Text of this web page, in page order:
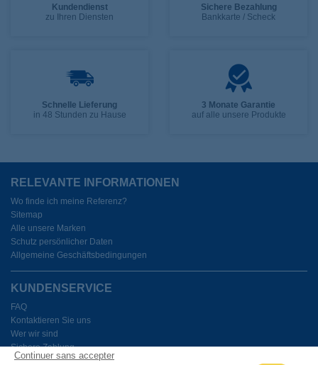
Continuer sans accepter
Kundendienst
zu Ihren Diensten
Sichere Bezahlung
Bankkarte / Scheck
Schnelle Lieferung
in 48 Stunden zu Hause
3 Monate Garantie
auf alle unsere Produkte
RELEVANTE INFORMATIONEN
Wo finde ich meine Referenz?
Sitemap
Alle unsere Marken
Schutz persönlicher Daten
Allgemeine Geschäftsbedingungen
KUNDENSERVICE
FAQ
Kontaktieren Sie uns
Wer wir sind
Sichere Zahlung
Meine Cookies verwalten